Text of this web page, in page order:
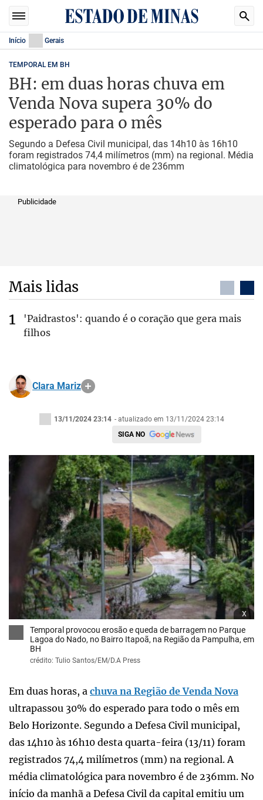
Início Gerais
TEMPORAL EM BH
BH: em duas horas chuva em
Venda Nova supera 30% do
esperado para o mês
Segundo a Defesa Civil municipal, das 14h10 às 16h10
foram registrados 74,4 milímetros (mm) na regional. Média
climatológica para novembro é de 236mm
Publicidade
Mais lidas
'Paidrastos': quando é o coração que gera mais
filhos
Clara Mariz
13/11/2024 23:14 - atualizado em 13/11/2024 23:14
SIGA NO
x
Temporal provocou erosão e queda de barragem no Parque
Lagoa do Nado, no Bairro Itapoã, na Região da Pampulha, em
BH
crédito: Tulio Santos/EM/D.A Press
Em duas horas, a chuva na Região de Venda Nova
ultrapassou 30% do esperado para todo o mês em
Belo Horizonte. Segundo a Defesa Civil municipal,
das 14h10 às 16h10 desta quarta-feira (13/11) foram
registrados 74,4 milímetros (mm) na regional. A
média climatológica para novembro é de 236mm. No
início da manhã a Defesa Civil da capital emitiu um